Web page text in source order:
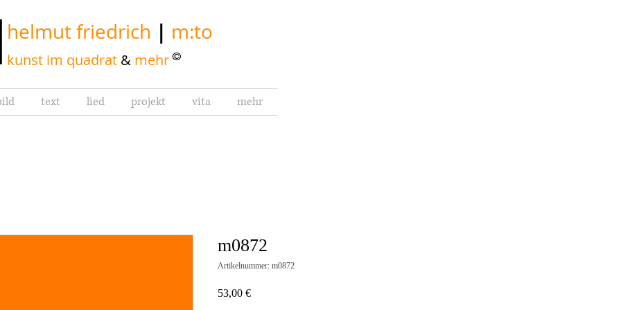
helmut friedrich | m:to
kunst im quadrat & mehr ©
text lied projekt vita mehr
m0872
Artikelnummer: m0872
53,00 €Preis